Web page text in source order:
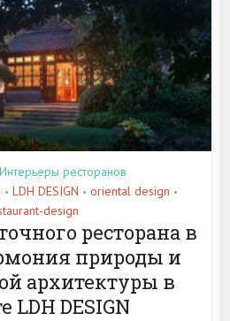
Интерьеры ресторанов
• LDH DESIGN • oriental design •
design
ресторана в
природы и
архитектуры в
LDH DESIGN